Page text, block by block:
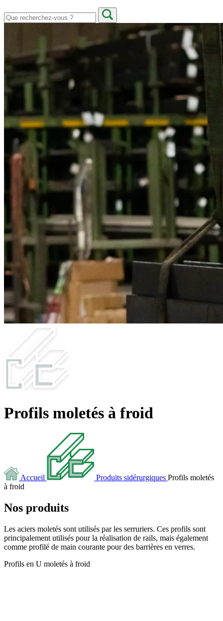
Profils moletés à froid
Accueil Produits sidérurgiques Profils moletés
à froid
Nos produits
Les aciers moletés sont utilisés par les serruriers. Ces profils sont
principalement utilisés pour la réalisation de rails, mais également
comme profilé de main courante pour des barrières en verres.
Profils en U moletés à froid